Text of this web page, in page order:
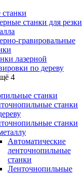
станки для резки
гравировальные
лазерной
по дереву
4
станки
станки
станки
Автоматические
ленточнопильные
станки
Ленточнопильные